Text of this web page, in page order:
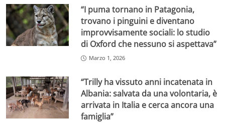
“I puma tornano in Patagonia,
trovano i pinguini e diventano
improvvisamente sociali: lo studio
di Oxford che nessuno si aspettava”
Marzo 1, 2026
“Trilly ha vissuto anni incatenata in
Albania: salvata da una volontaria, è
arrivata in Italia e cerca ancora una
famiglia”